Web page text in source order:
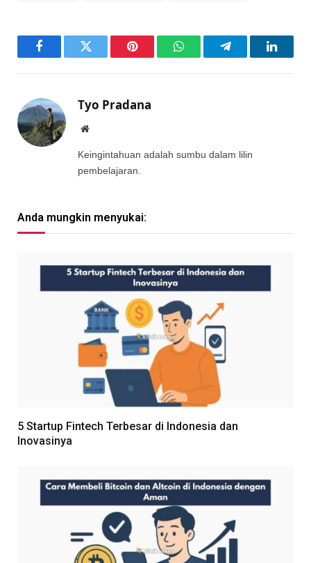
FacebookTwitter Pinterest WhatsAppTelegram
Tyo Pradana
Website
Keingintahuan adalah sumbu dalam lilin
pembelajaran.
Anda mungkin menyukai:
5 Startup Fintech Terbesar di Indonesia dan
Inovasinya